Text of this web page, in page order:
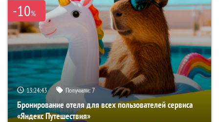
-10%
13:24:42 Получили:7
Бронирование отеля для всех пользователей сервиса
«Яндекс Путешествия»